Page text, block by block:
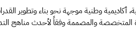
أكاديمية وطنية موجهة نحو بناء وتطوير
والمصممة وفقاً لأحدث مناهج